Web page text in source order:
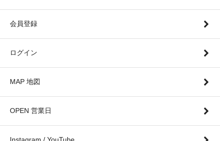
会員登録
ログイン
MAP 地図
OPEN 営業日